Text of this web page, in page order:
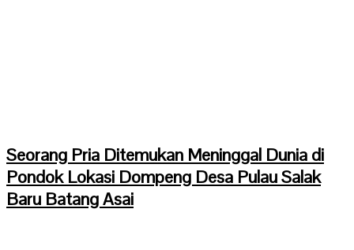
Seorang Pria Ditemukan Meninggal Dunia di
Pondok Lokasi Dompeng Desa Pulau Salak
Baru Batang Asai